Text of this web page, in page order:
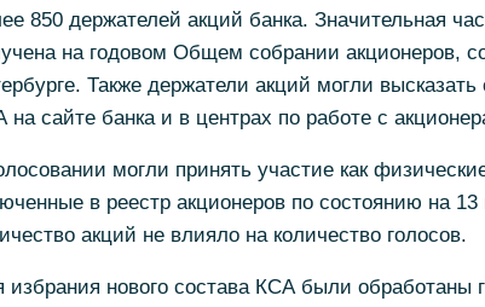
850 держателей акций банка. Значительная
на годовом Общем собрании акционеров,
Также держатели акций могли
на сайте банка и в центрах по работе с
могли принять участие как
в реестр акционеров по состоянию на
акций не влияло на количество голосов.
избрания нового состава КСА были обработаны